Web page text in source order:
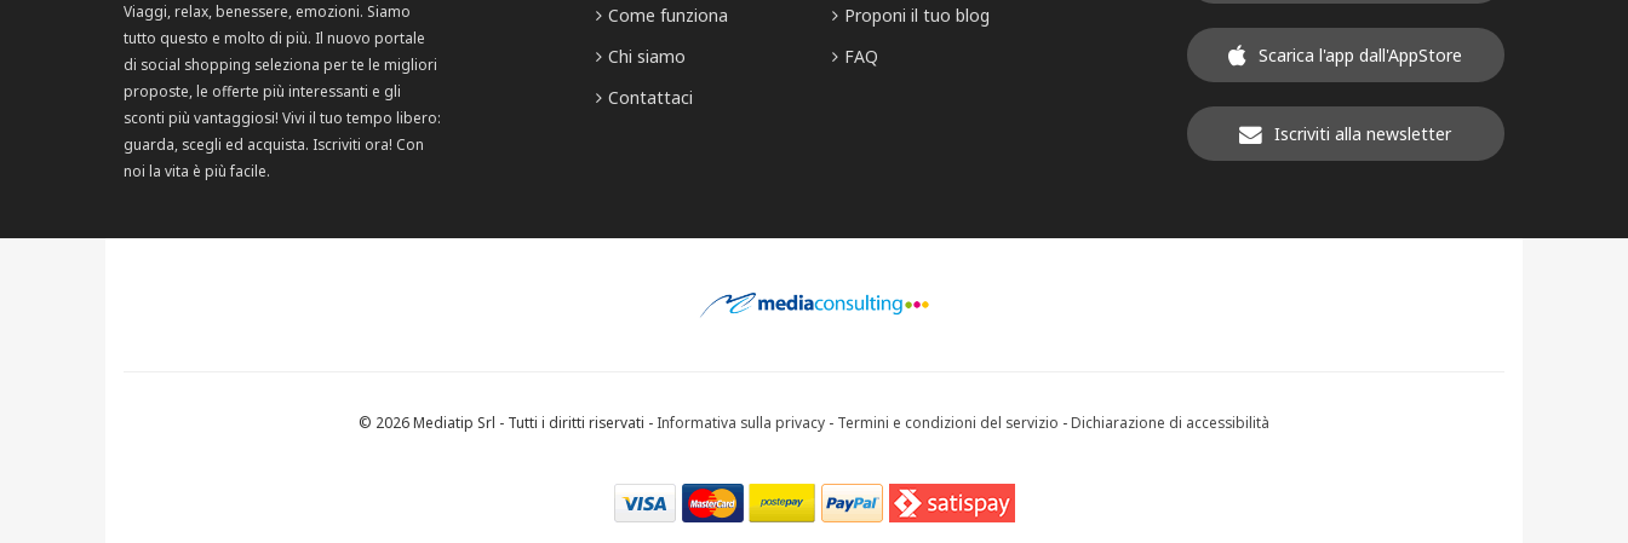
Viaggi, relax, benessere, emozioni. Siamo
tutto questo e molto di più. Il nuovo portale
di social shopping seleziona per te le migliori
proposte, le offerte più interessanti e gli
sconti più vantaggiosi! Vivi il tuo tempo libero:
guarda, scegli ed acquista. Iscriviti ora! Con
noi la vita è più facile.
Come funziona
Chi siamo
Contattaci
Proponi il tuo blog
FAQ
Scarica l'app dall'AppStore
Iscriviti alla newsletter
© 2026 Mediatip Srl - Tutti i diritti riservati - Informativa sulla privacy - Termini e condizioni del servizio -Dichiarazione di accessibilità